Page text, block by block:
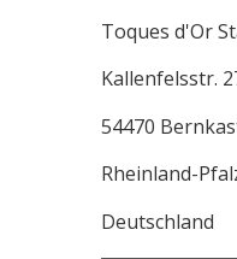
Toques d'Or
Kallenfelsstr.
54470
Rheinland-
Deutschland